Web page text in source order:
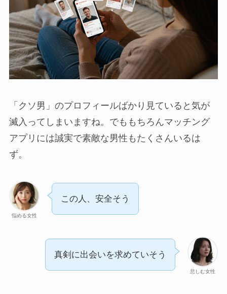
「クソ男」のプロフィールばかり見ていると気が
滅入ってしまいますね。でももちろんマッチング
アプリには誠実で素敵な男性もたくさんいるは
ず。
悩める女性
この人、安全そう
悲しむ女性
真剣に出会いを求めていそう